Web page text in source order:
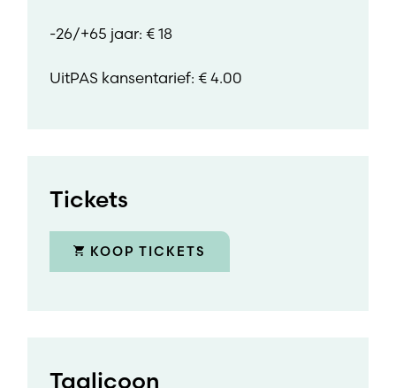
-26/+65 jaar: € 18
UitPAS kansentarief: € 4.00
Tickets
KOOP TICKETS
Taalicoon